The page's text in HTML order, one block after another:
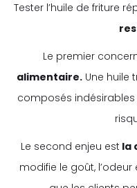
Tester l’huile de friture
Le premier
alimentaire.Une huile
composés indésirables
Le second enjeu est la
modifie le goût,